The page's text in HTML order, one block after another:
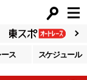
ース スケジュール